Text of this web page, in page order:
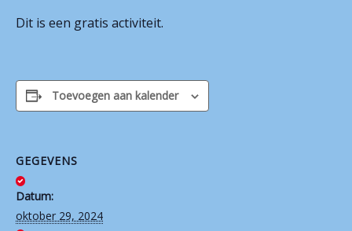
Dit is een gratis activiteit.
Toevoegen aan kalender
GEGEVENS
Datum:
oktober 29, 2024